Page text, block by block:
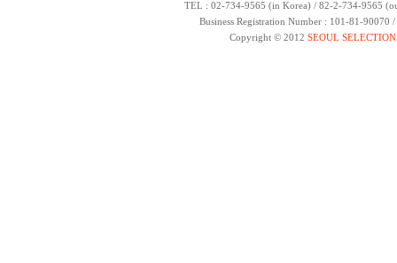
TEL : 02-734-9565 (in Korea) / 82-2-734-9565
Business Registration Number : 101-81-
Copyright © 2012 SEOUL SELECTION